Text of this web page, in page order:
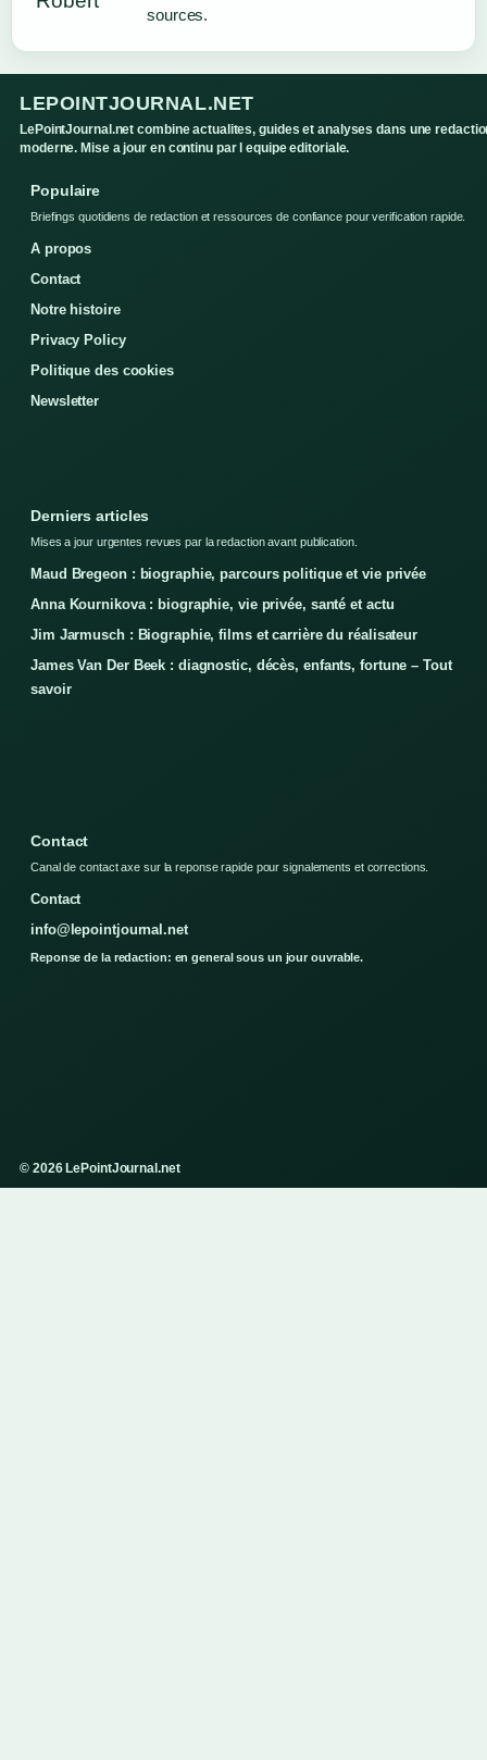
sources.
LEPOINTJOURNAL.NET
LePointJournal.net combine actualites, guides et analyses dans une
moderne. Mise a jour en continu par l equipe editoriale.
Populaire
Briefings quotidiens de redaction et ressources de confiance pour verification rapide.
A propos
Contact
Notre histoire
Privacy Policy
Politique des cookies
Newsletter
Derniers articles
Mises a jour urgentes revues par la redaction avant publication.
Maud Bregeon : biographie, parcours politique et vie privée
Anna Kournikova : biographie, vie privée, santé et actu
Jim Jarmusch : Biographie, films et carrière du réalisateur
James Van Der Beek : diagnostic, décès, enfants, fortune – Tout
savoir
Contact
Canal de contact axe sur la reponse rapide pour signalements et corrections.
Contact
info@lepointjournal.net
Reponse de la redaction: en general sous un jour ouvrable.
© 2026 LePointJournal.net